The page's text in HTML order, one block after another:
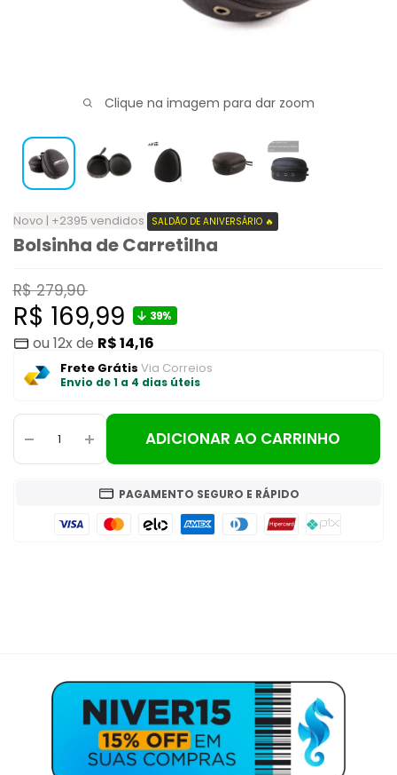
Clique na imagem para dar zoom
Novo | +2395 vendidos SALDÃO DE ANIVERSÁRIO 🔥
Bolsinha de Carretilha
Preço
normal
R$ 279,90
Preço
promocional
R$ 169,99 39%
ou 12x de R$ 14,16
Frete Grátis Via Correios
Envio de 1 a 4 dias úteis
ADICIONAR AO CARRINHO
PAGAMENTO SEGURO E RÁPIDO